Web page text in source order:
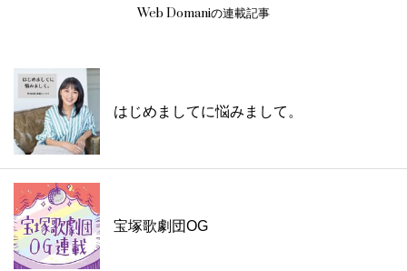
Web Domaniの連載記事
はじめましてに悩みまして。
宝塚歌劇団OG